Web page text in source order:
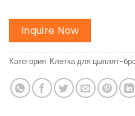
Inquire Now
Категория: Клетка для цыплят-